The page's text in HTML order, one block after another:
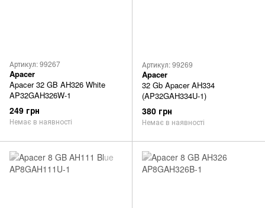
Артикул: 99267
Apacer
Apacer 32 GB AH326 White
AP32GAH326W-1
249 грн
Немає в наявності
Артикул: 99269
Apacer
32 Gb Apacer AH334
(AP32GAH334U-1)
380 грн
Немає в наявності